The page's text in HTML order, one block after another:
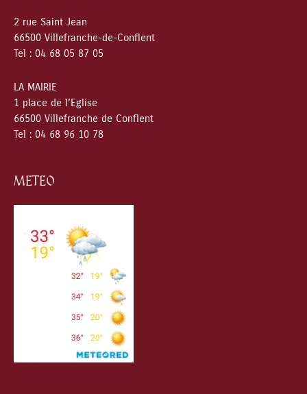
2 rue Saint Jean
66500 Villefranche-de-Conflent
Tel : 04 68 05 87 05
LA MAIRIE
1 place de l’Eglise
66500 Villefranche de Conflent
Tel : 04 68 96 10 78
METEO